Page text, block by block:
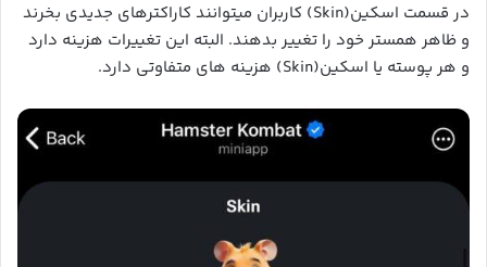
در قسمت اسکین(Skin) کاربران میتوانند کاراکترهای جدیدی بخرند
و ظاهر همستر خود را تغییر بدهند. البته این تغییرات هزینه دارد
و هر پوسته یا اسکین(Skin) هزینه های متفاوتی دارد.